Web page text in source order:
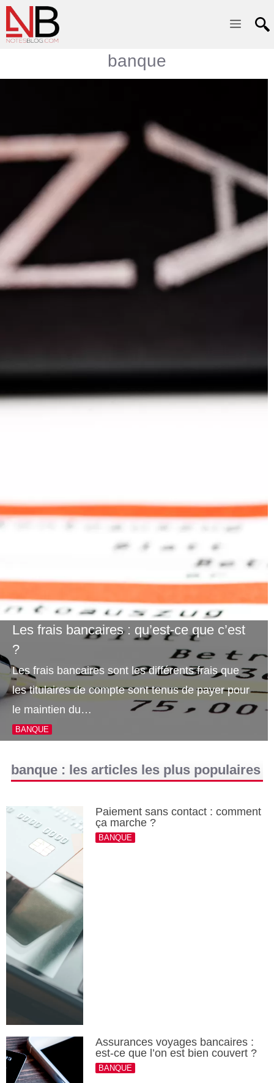
Menu
banque
Les frais bancaires : qu’est-ce que c’est
?
Les frais bancaires sont les différents frais que
les titulaires de compte sont tenus de payer pour
le maintien du…
BANQUE
banque : les articles les plus populaires
Paiement sans contact : comment
ça marche ?
BANQUE
Assurances voyages bancaires :
est-ce que l’on est bien couvert ?
BANQUE